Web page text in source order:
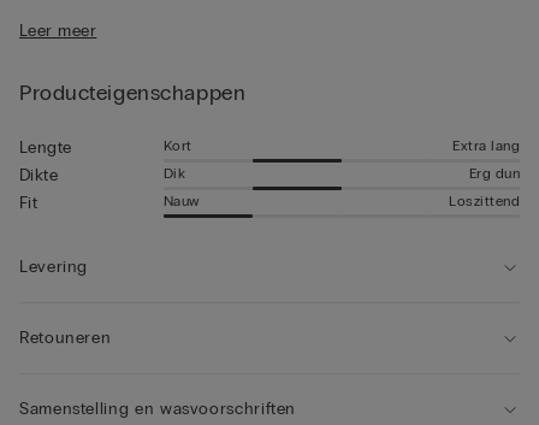
• Het model is 185 cm lang en draagt maat 5 / L / 42
Leer meer
Producteigenschappen
Lengte Kort Extra lang
Dikte Dik Erg dun
Fit Nauw Loszittend
Levering
Retouneren
Samenstelling en wasvoorschriften